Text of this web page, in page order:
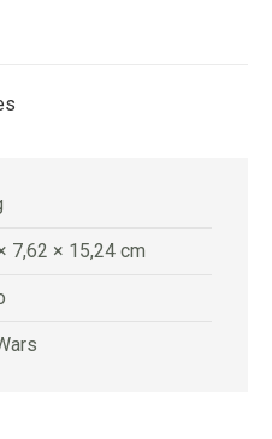
7,62 × 15,24 cm